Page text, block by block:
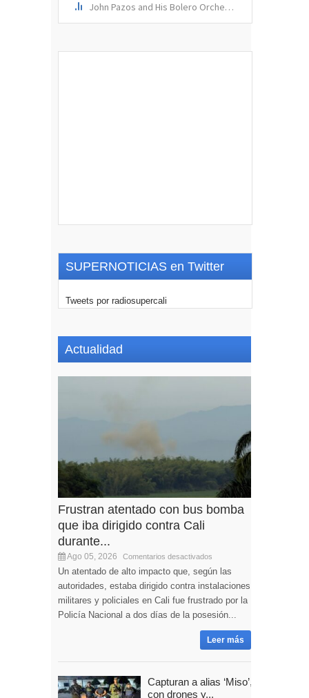
SUPERNOTICIAS en Twitter
Tweets por radiosupercali
Actualidad
Frustran atentado con bus bomba
que iba dirigido contra Cali
durante...
Ago 05, 2026 Comentarios desactivados
Un atentado de alto impacto que, según las
autoridades, estaba dirigido contra instalaciones
militares y policiales en Cali fue frustrado por la
Policía Nacional a dos días de la posesión...
Leer más
Capturan a alias ‘Miso’,
con drones y...